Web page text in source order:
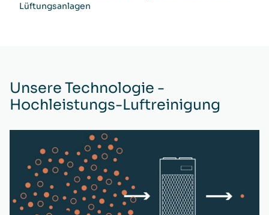
Lüftungsanlagen
Unsere Technologie -
Hochleistungs-Luftreinigung